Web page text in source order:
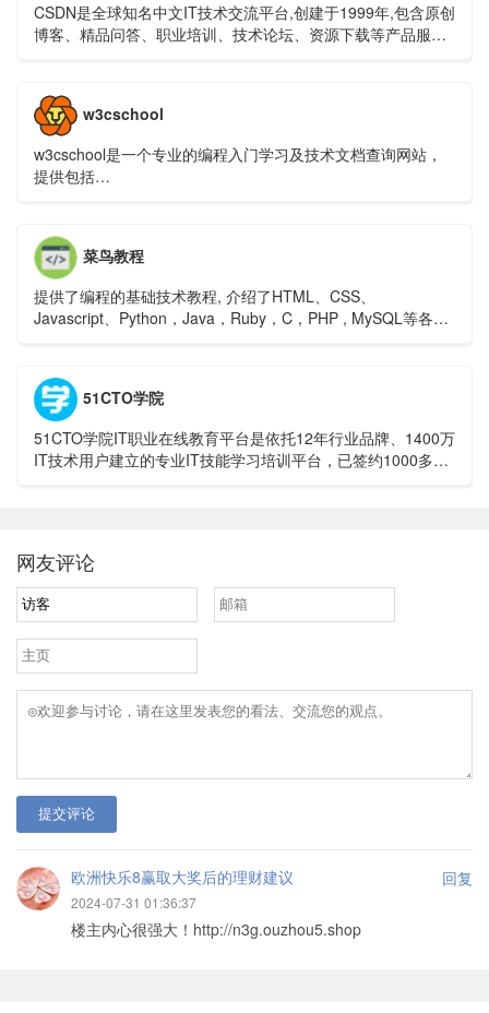
CSDN是全球知名中文IT技术交流平台,创建于1999年,包含原创
博客、精品问答、职业培训、技术论坛、资源下载等产品服务,
w3cschool
w3cschool是一个专业的编程入门学习及技术文档查询网站，
提供包括
w3schools的W3C学习社区及菜鸟编程平台。
菜鸟教程
提供了编程的基础技术教程, 介绍了HTML、CSS、
Javascript、Python，Java，Ruby，C，PHP , MySQL等各种
51CTO学院
51CTO学院IT职业在线教育平台是依托12年行业品牌、1400万
IT技术用户建立的专业IT技能学习培训平台，已签约1000多位
网友评论
提交评论
欧洲快乐8赢取大奖后的理财建议 回复
2024-07-31 01:36:37
楼主内心很强大！http://n3g.ouzhou5.shop